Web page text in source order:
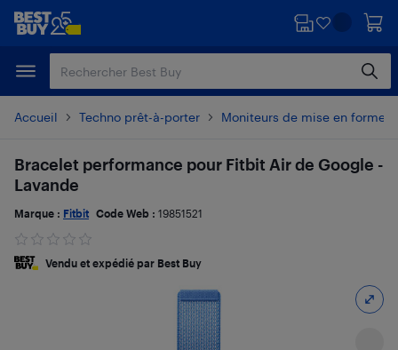
Passer
principal
Passer
Accueil Techno prêt-à-porter Moniteurs de mise en forme
Bracelet performance pour Fitbit Air de Google -
Lavande
Marque : Fitbit Code Web : 19851521
Vendu et expédié par Best Buy